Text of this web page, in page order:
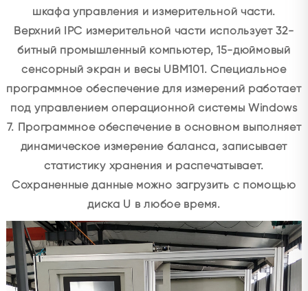
шкафа управления и измерительной части.
Верхний IPC измерительной части использует 32-
битный промышленный компьютер, 15-дюймовый
сенсорный экран и весы UBM101. Специальное
программное обеспечение для измерений работает
под управлением операционной системы Windows
7. Программное обеспечение в основном выполняет
динамическое измерение баланса, записывает
статистику хранения и распечатывает.
Сохраненные данные можно загрузить с помощью
диска U в любое время.